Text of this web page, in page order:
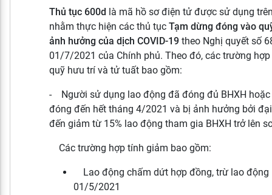
Thủ tục 600d là mã hồ sơ điện tử được sử dụng
nhằm thực hiện các thủ tục Tạm dừng đóng vào
ảnh hưởng của dịch COVID-19 theo Nghị quyết số
01/7/2021 của Chính phủ. Theo đó, các trường
quỹ hưu trí và tử tuất bao gồm:
- Người sử dụng lao động đã đóng đủ BHXH
đóng đến hết tháng 4/2021 và bị ảnh hưởng bởi đại
đến giảm từ 15% lao động tham gia BHXH trở lên
Các trường hợp tính giảm bao gồm:
Lao động chấm dứt hợp đồng, trừ lao động
01/5/2021